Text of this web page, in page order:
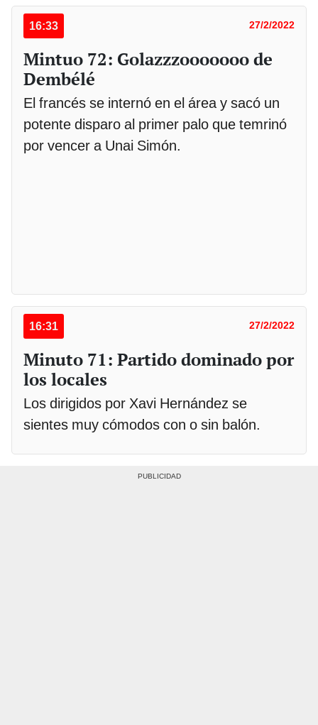
16:33 27/2/2022
Mintuo 72: Golazzzooooooo de
Dembélé
El francés se internó en el área y sacó un
potente disparo al primer palo que temrinó
por vencer a Unai Simón.
16:31 27/2/2022
Minuto 71: Partido dominado por
los locales
Los dirigidos por Xavi Hernández se
sientes muy cómodos con o sin balón.